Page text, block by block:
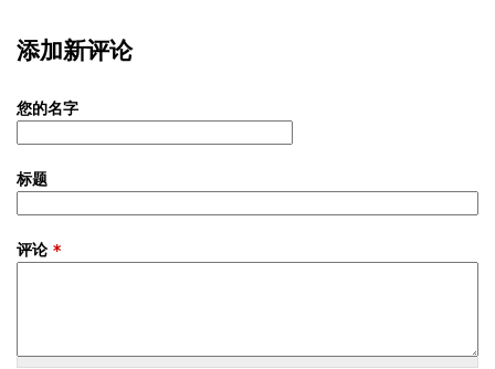
添加新评论
您的名字
标题
评论 *